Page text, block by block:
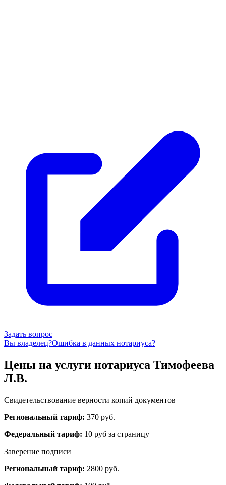
Задать вопрос
Вы владелец?Ошибка в данных нотариуса?
Цены на услуги нотариуса Тимофеева
Л.В.
Свидетельствование верности копий документов
Региональный тариф: 370 руб.
Федеральный тариф: 10 руб за страницу
Заверение подписи
Региональный тариф: 2800 руб.